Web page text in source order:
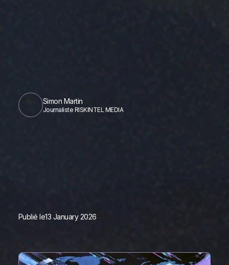
Simon Martin
Journaliste RISKINTEL MEDIA
Publié le13 January 2026